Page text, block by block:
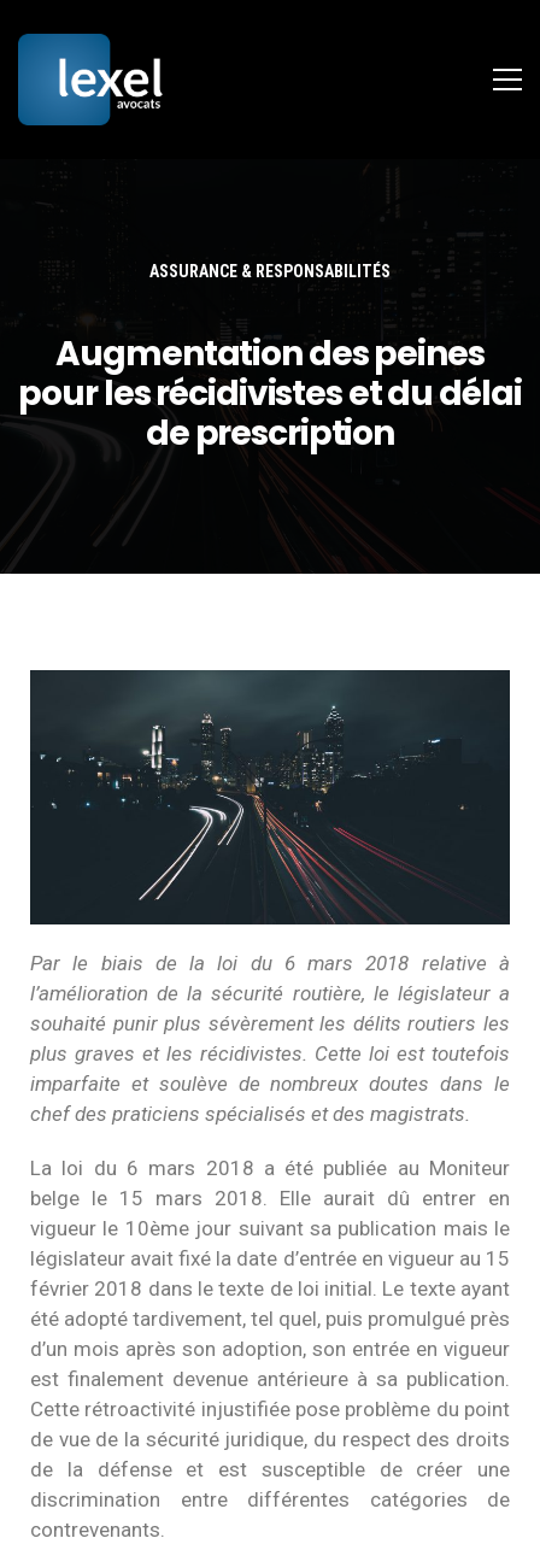
ASSURANCE & RESPONSABILITÉS
Augmentation des peines
pour les récidivistes et du délai
de prescription
Par le biais de la loi du 6 mars 2018 relative à
l’amélioration de la sécurité routière, le législateur a
souhaité punir plus sévèrement les délits routiers les
plus graves et les récidivistes. Cette loi est toutefois
imparfaite et soulève de nombreux doutes dans le
chef des praticiens spécialisés et des magistrats.
La loi du 6 mars 2018 a été publiée au Moniteur
belge le 15 mars 2018. Elle aurait dû entrer en
vigueur le 10ème jour suivant sa publication mais le
législateur avait fixé la date d’entrée en vigueur au 15
février 2018 dans le texte de loi initial. Le texte ayant
été adopté tardivement, tel quel, puis promulgué près
d’un mois après son adoption, son entrée en vigueur
est finalement devenue antérieure à sa publication.
Cette rétroactivité injustifiée pose problème du point
de vue de la sécurité juridique, du respect des droits
de la défense et est susceptible de créer une
discrimination entre différentes catégories de
contrevenants.